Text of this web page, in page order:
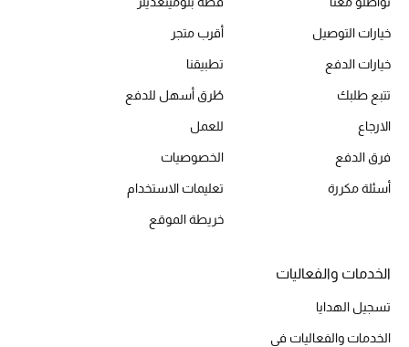
مكتشف العطور
المكياج
العناية بالبشرة
مستحضرات العناية
هدايا
خيارات التوصيل
خيارات الدفع
تتبع طلبك
الارجاع
فرق الدفع
أسئلة مكررة
أقرب متجر
تطبيقنا
طُرق أسهل للدفع
للعمل
الخصوصيات
تعليمات الاستخدام
خريطة الموقع
الخدمات والفعاليات
تسجيل الهدايا
الخدمات والفعاليات في